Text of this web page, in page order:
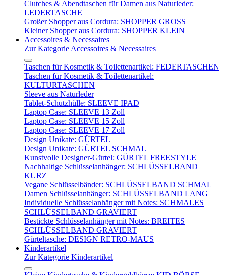
Clutches & Abendtaschen für Damen aus Naturleder:
LEDERTASCHE
Großer Shopper aus Cordura: SHOPPER GROSS
Kleiner Shopper aus Cordura: SHOPPER KLEIN
Accessoires & Necessaires
Zur Kategorie Accessoires & Necessaires
Taschen für Kosmetik & Toilettenartikel: FEDERTASCHEN
Taschen für Kosmetik & Toilettenartikel:
KULTURTASCHEN
Sleeve aus Naturleder
Tablet-Schutzhülle: SLEEVE IPAD
Laptop Case: SLEEVE 13 Zoll
Laptop Case: SLEEVE 15 Zoll
Laptop Case: SLEEVE 17 Zoll
Design Unikate: GÜRTEL
Design Unikate: GÜRTEL SCHMAL
Kunstvolle Designer-Gürtel: GÜRTEL FREESTYLE
Nachhaltige Schlüsselanhänger: SCHLÜSSELBAND
KURZ
Vegane Schlüsselbänder: SCHLÜSSELBAND SCHMAL
Damen Schlüsselanhänger: SCHLÜSSELBAND LANG
Individuelle Schlüsselanhänger mit Notes: SCHMALES
SCHLÜSSELBAND GRAVIERT
Bestickte Schlüsselanhänger mit Notes: BREITES
SCHLÜSSELBAND GRAVIERT
Gürteltasche: DESIGN RETRO-MAUS
Kinderartikel
Zur Kategorie Kinderartikel